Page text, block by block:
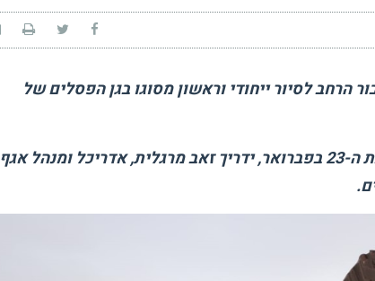
הרחב לסיור ייחודי וראשון מסוגו בגן הפסלים של
ה-23בפברואר, ידריך זאב מרגלית, אדריכל ומנהל אגף